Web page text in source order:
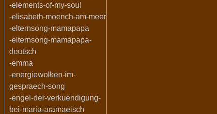
-elements-of-my-soul
-elisabeth-moench-am-meer
-elternsong-mamapapa
-elternsong-mamapapa-
deutsch
-emma
-energiewolken-im-
gespraech-song
-engel-der-verkuendigung-
bei-maria-aramaeisch